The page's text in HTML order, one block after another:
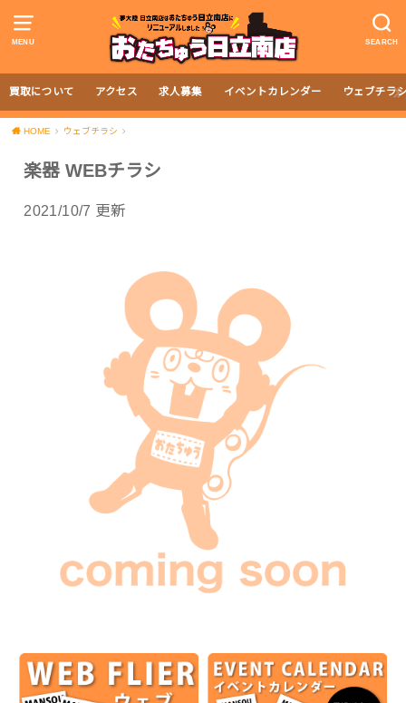
MENU SEARCH
買取について アクセス 求人募集 イベントカレンダー ウェブチラ
HOME ウェブチラシ
楽器 WEBチラシ
2021/10/7 更新